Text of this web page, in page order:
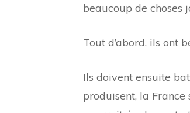
beaucoup de choses
Tout d’abord, ils ont
Ils doivent ensuite
produisent, la